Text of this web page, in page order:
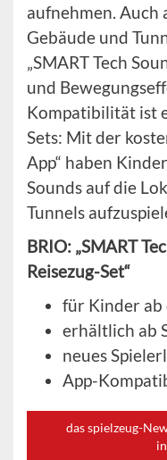
aufnehmen. Auch
Gebäude und
„SMART Tech
und
Kompatibilität ist
Sets: Mit der
App“ haben
Sounds auf die
Tunnels
BRIO: „SMART
Reisezug-Set“
für Kinder ab
erhältlich ab
neues
App-
das spielzeug-